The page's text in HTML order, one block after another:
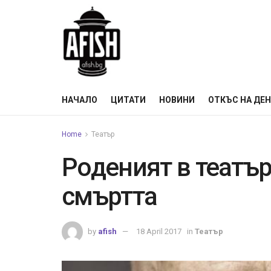
НАЧАЛО ЦИТАТИ НОВИНИ ОТКЪС НА
Home Театър
Роденият в
смъртта
by afish 18 April 2017 in Театър